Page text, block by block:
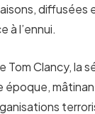
diffusées
à l’ennui.
Tom Clancy, la
époque,